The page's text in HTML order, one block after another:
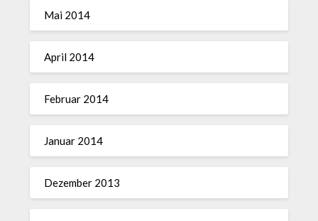
Mai 2014
April 2014
Februar 2014
Januar 2014
Dezember 2013